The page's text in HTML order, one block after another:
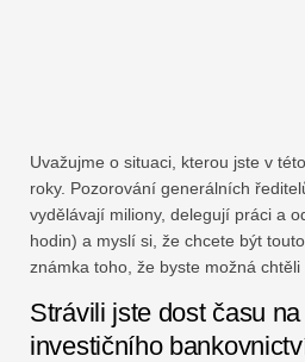
Uvažujme o situaci, kterou jste v
roky. Pozorování generálních
vydělávají miliony, delegují práci a
hodin) a myslí si, že chcete být
známka toho, že byste možná chtěli
Strávili jste dost času
investičního